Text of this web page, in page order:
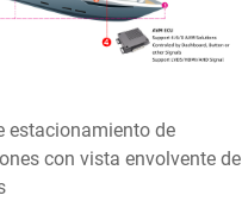
estacionamiento de
con vista envolvente de